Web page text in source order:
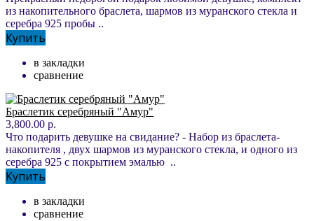
из накопительного браслета, шармов из муранского стекла и
серебра 925 пробы ..
Купить
в закладки
сравнение
Браслетик серебряный "Амур"
3,800.00 р.
Что подарить девушке на свидание? - Набор из браслета-
накопителя , двух шармов из муранского стекла, и одного из
серебра 925 с покрытием эмалью ..
Купить
в закладки
сравнение